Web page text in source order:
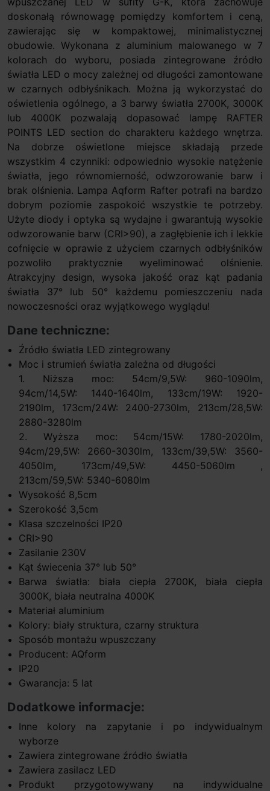
doskonałą równowagę pomiędzy komfortem i ceną,
zawierając się w kompaktowej, minimalistycznej
obudowie. Wykonana z aluminium malowanego w 7
kolorach do wyboru, posiada zintegrowane źródło
światła LED o mocy zależnej od długości zamontowane
w czarnych odbłyśnikach. Można ją wykorzystać do
oświetlenia ogólnego, a 3 barwy światła 2700K, 3000K
lub 4000K pozwalają dopasować lampę RAFTER
POINTS LED section do charakteru każdego wnętrza.
Na dobrze oświetlone miejsce składają przede
wszystkim 4 czynniki: odpowiednio wysokie natężenie
światła, jego równomierność, odwzorowanie barw i
brak olśnienia. Lampa Aqform Rafter potrafi na bardzo
dobrym poziomie zaspokoić wszystkie te potrzeby.
Użyte diody i optyka są wydajne i gwarantują wysokie
odwzorowanie barw (CRI>90), a zagłębienie ich i lekkie
cofnięcie w oprawie z użyciem czarnych odbłyśników
pozwoliło praktycznie wyeliminować olśnienie.
Atrakcyjny design, wysoka jakość oraz kąt padania
światła 37° lub 50° każdemu pomieszczeniu nada
nowoczesności oraz wyjątkowego wyglądu!
Dane techniczne:
Źródło światła LED zintegrowany
Moc i strumień światła zależna od długości
1. Niższa moc: 54cm/9,5W: 960-1090lm,
94cm/14,5W: 1440-1640lm, 133cm/19W: 1920-
2190lm, 173cm/24W: 2400-2730lm, 213cm/28,5W:
2880-3280lm
2. Wyższa moc: 54cm/15W: 1780-2020lm,
94cm/29,5W: 2660-3030lm, 133cm/39,5W: 3560-
4050lm, 173cm/49,5W: 4450-5060lm ,
213cm/59,5W: 5340-6080lm
Wysokość 8,5cm
Szerokość 3,5cm
Klasa szczelności IP20
CRI>90
Zasilanie 230V
Kąt świecenia 37° lub 50°
Barwa światła: biała ciepła 2700K, biała ciepła
3000K, biała neutralna 4000K
Materiał aluminium
Kolory: biały struktura, czarny struktura
Sposób montażu wpuszczany
Producent: AQform
IP20
Gwarancja: 5 lat
Dodatkowe informacje:
Inne kolory na zapytanie i po indywidualnym
wyborze
Zawiera zintegrowane źródło światła
Zawiera zasilacz LED
Produkt przygotowywany na indywidualne